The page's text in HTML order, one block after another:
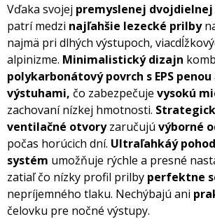
Vďaka svojej premyslenej
patrí medzi najľahšie lezecké prilby
najmä pri dlhých výstupoch,
alpinizme. Minimalistický dizajn
polykarbonátový povrch s EPS penou
výstuhami, čo zabezpečuje vysokú
zachovaní nízkej hmotnosti.
ventilačné otvoryzaručujú výborné
počas horúcich dní. Ultraľahkáý
systém umožňuje rýchle a presné
zatiaľ čo nízky profil prilby perfektne
nepríjemného tlaku. Nechýbajú ani
čelovku pre nočné výstupy.